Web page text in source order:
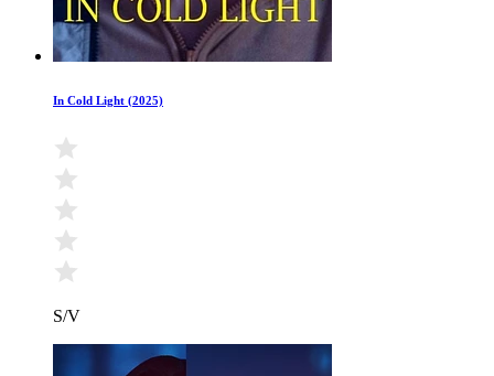
In Cold Light (2025)
S/V